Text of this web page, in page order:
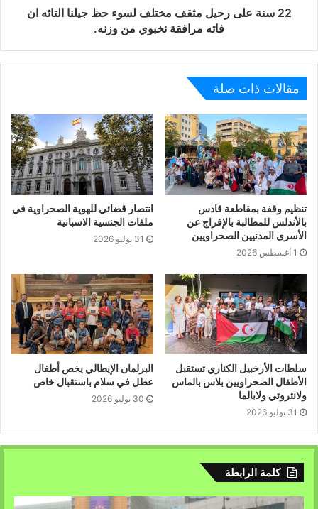
22 سنة على رحيل مثقف مختلف لسوء حظ جيلنا التائه ان
فاته مرافقة نخبوي من وزنه.
مقالات ذات صلة
تنظيم وقفة بمقاطعة قادس
بالأندلس للمطالبة بالإفراج عن
الأسرى المدنيين الصحراويين
1 أغسطس 2026
انتصار قضائي للهوية الصحراوية في
ملفات الجنسية الاسبانية
31 يوليو 2026
سلطات الأرخبيل الكناري تستقبل
الأطفال الصحراويين بلاس بالماس
ولانثروتي ولابالما
31 يوليو 2026
البرلمان الإيطالي يخص أطفال
عطل في سلام باستقبال خاص
30 يوليو 2026
كلمة الرابطة